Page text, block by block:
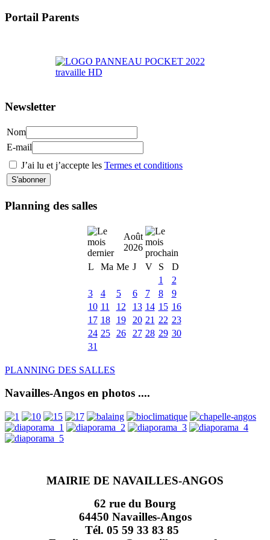
Portail Parents
Newsletter
Nom
E-mail
J’ai lu et j’accepte les Termes et conditions
Planning des salles
Août
2026
L
Ma Me J V S
D
1
2
3
4 5 6 7 8
9
10 11 12 13 14 15 16
17 18 19 20 21 22 23
24 25 26 27 28 29 30
31
PLANNING DES SALLES
Navailles-Angos en photos ....
MAIRIE DE NAVAILLES-ANGOS
62 rue du Bourg
64450 Navailles-Angos
Tél. 05 59 33 83 85